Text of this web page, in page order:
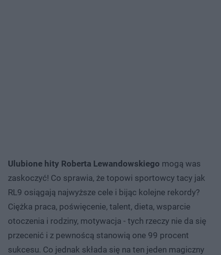
Ulubione hity Roberta Lewandowskiego mogą was
zaskoczyć! Co sprawia, że topowi sportowcy tacy jak
RL9 osiągają najwyższe cele i bijąc kolejne rekordy?
Ciężka praca, poświęcenie, talent, dieta, wsparcie
otoczenia i rodziny, motywacja - tych rzeczy nie da się
przecenić i z pewnoścą stanowią one 99 procent
sukcesu. Co jednak składa się na ten jeden magiczny